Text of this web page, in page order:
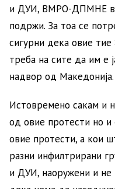
и ДУИ, ВМРО-ДПМНЕ во
подржи. За тоа се
сигурни дека овие
треба на сите да им е
надвор од Македонија.
Истовремено сакам и
од овие протести но
овие протести, а кои
разни инфилтрирани
и ДУИ, наоружени и не